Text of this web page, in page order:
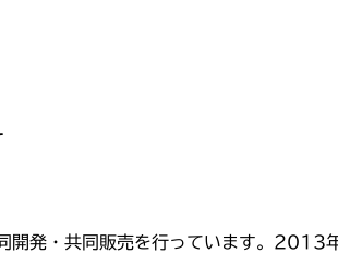
開発・共同販売を行っています。2013